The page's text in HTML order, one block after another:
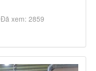
Đã xem: 2859